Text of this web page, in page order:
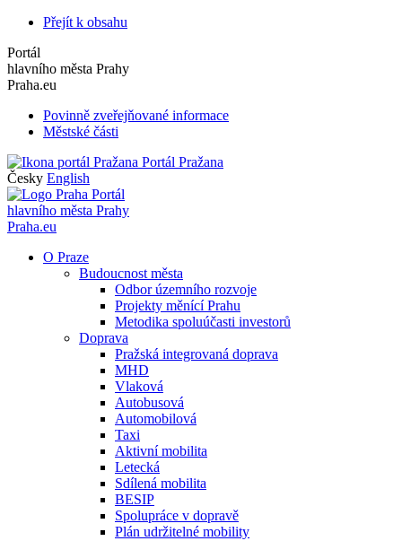
Přejít k obsahu
Portál
hlavního města Prahy
Praha.eu
Povinně zveřejňované informace
Městské části
Portál Pražana
Česky English
Portál
hlavního města Prahy
Praha.eu
O Praze
Budoucnost města
Odbor územního rozvoje
Projekty měnící Prahu
Metodika spoluúčasti investorů
Doprava
Pražská integrovaná doprava
MHD
Vlaková
Autobusová
Automobilová
Taxi
Aktivní mobilita
Letecká
Sdílená mobilita
BESIP
Spolupráce v dopravě
Plán udržitelné mobility